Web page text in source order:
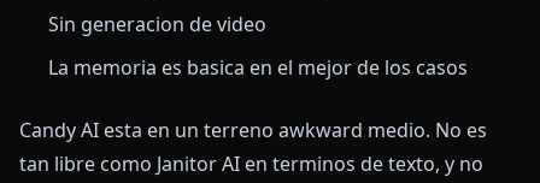
Sin generacion de video
La memoria es basica en el mejor de los casos
Candy AI esta en un terreno awkward medio. No es
tan libre como Janitor AI en terminos de texto, y no